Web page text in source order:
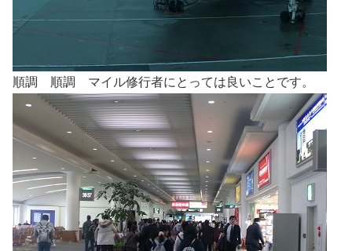
順調 順調 マイル修行者にとっては良いことです。